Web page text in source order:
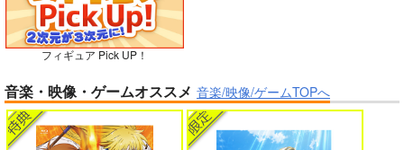
作って食べよう陸軍
飯-野外炊事・携行食
編-
シオサイ。
英雄戦記～ 10
フィギュア Pick UP！
音楽・映像・ゲームオススメ 音楽/映像/ゲームTOPへ